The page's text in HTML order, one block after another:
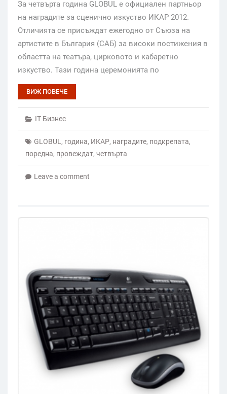
За четвърта година GLOBUL е официален партньор
на наградите за сценично изкуство ИКАР 2012.
Отличията се присъждат ежегодно от Съюза на
артистите в България (САБ) за високи постижения в
областта на театъра, цирковото и кабаретно
изкуство. Тази година церемонията по
ВИЖ ПОВЕЧЕ
IT Бизнес
GLOBUL, година, ИКАР, наградите, подкрепата,
поредна, провеждат, четвърта
Leave a comment